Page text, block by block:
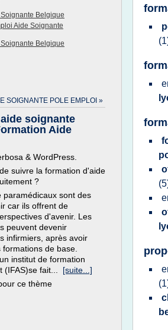
Belgique
Aide Soignante
Belgique
SOIGNANTE POLE EMPLOI »
soignante
Aide
& WordPress.
suivre la formation d'aide
?
paramédicaux sont des
car ils offrent de
d'avenir. Les
peuvent devenir
infirmiers, après avoir
de base.
institut de formation
(IFAS)se fait... [suite...]
ce thème